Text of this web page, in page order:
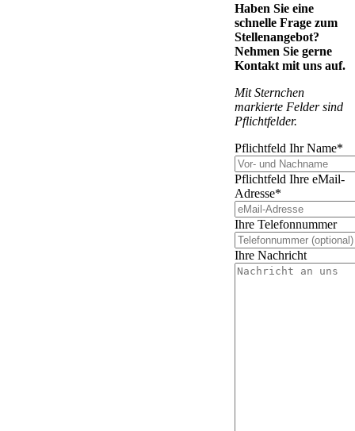
Haben Sie eine
schnelle Frage zum
Stellenangebot?
Nehmen Sie gerne
Kontakt mit uns auf.
Mit Sternchen
markierte Felder sind
Pflichtfelder.
Pflichtfeld Ihr Name*
Pflichtfeld Ihre eMail-
Adresse*
Ihre Telefonnummer
Ihre Nachricht